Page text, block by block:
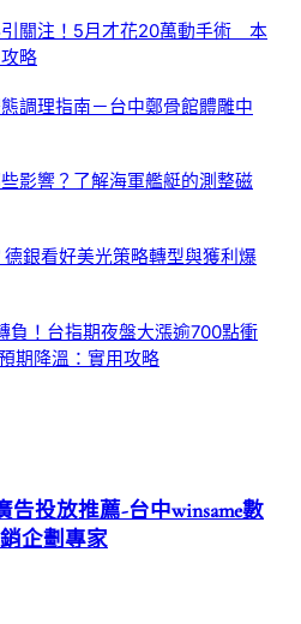
關注！5月才花20萬動手術 本
略
調理指南－台中鄭骨館體雕中
影響？了解海軍艦艇的測整磁
銀看好美光策略轉型與獲利爆
負！台指期夜盤大漲逾700點衝
期降溫：實用攻略
告投放推薦-台中winsame數
企劃專家